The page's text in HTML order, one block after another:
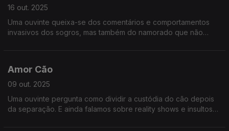
16 out. 2025
Uma ouvinte queixa-se dos comentários e comportamentos
invasivos dos sogros, mas também do namorado que não
Amor Cão
09 out. 2025
Uma ouvinte pergunta como dividir a custódia do cão depois
da separação. E ainda falamos sobre reality shows e insultos